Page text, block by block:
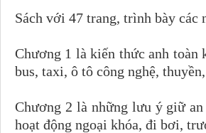
Sách với 47 trang, trình bày các
Chương 1 là kiến thức anh toàn
bus, taxi, ô tô công nghệ,
Chương 2 là những lưu ý giữ
hoạt động ngoại khóa, đi bơi,